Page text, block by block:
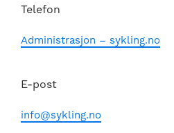
Telefon
Administrasjon – sykling.no
E-post
info@sykling.no